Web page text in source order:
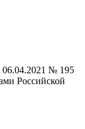
06.04.2021 № 195
Российской